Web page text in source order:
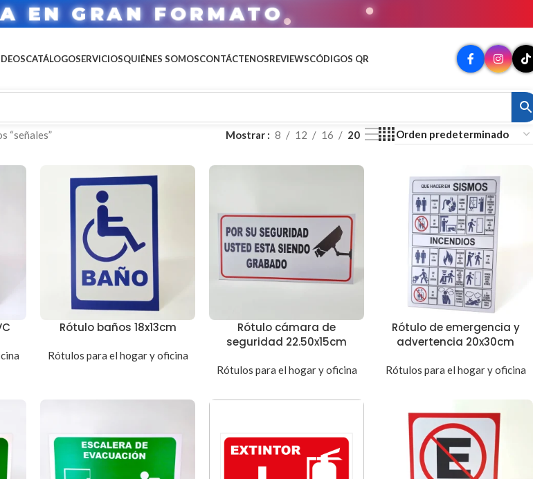
EN GRAN FORMATO
CATÁLOGOSERVICIOSQUIÉNES SOMOSCONTÁCTENOSREVIEWSCÓDIGOS QR
“señales” Mostrar 8 12 16 20
Rótulo baños 18x13cm
Rótulos para el hogar y oficina
Rótulo cámara de
seguridad 22.50x15cm
Rótulos para el hogar y oficina
Rótulo de emergencia y
advertencia 20x30cm
Rótulos para el hogar y oficina